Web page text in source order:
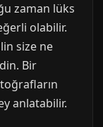
zaman lüks
olabilir.
size ne
Bir
anlatabilir.